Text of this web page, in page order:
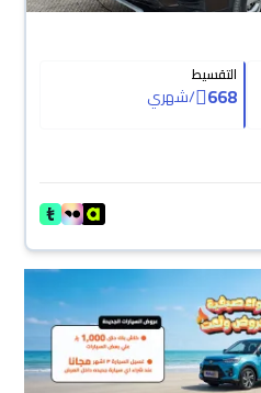
التقسيط
668
/شهري